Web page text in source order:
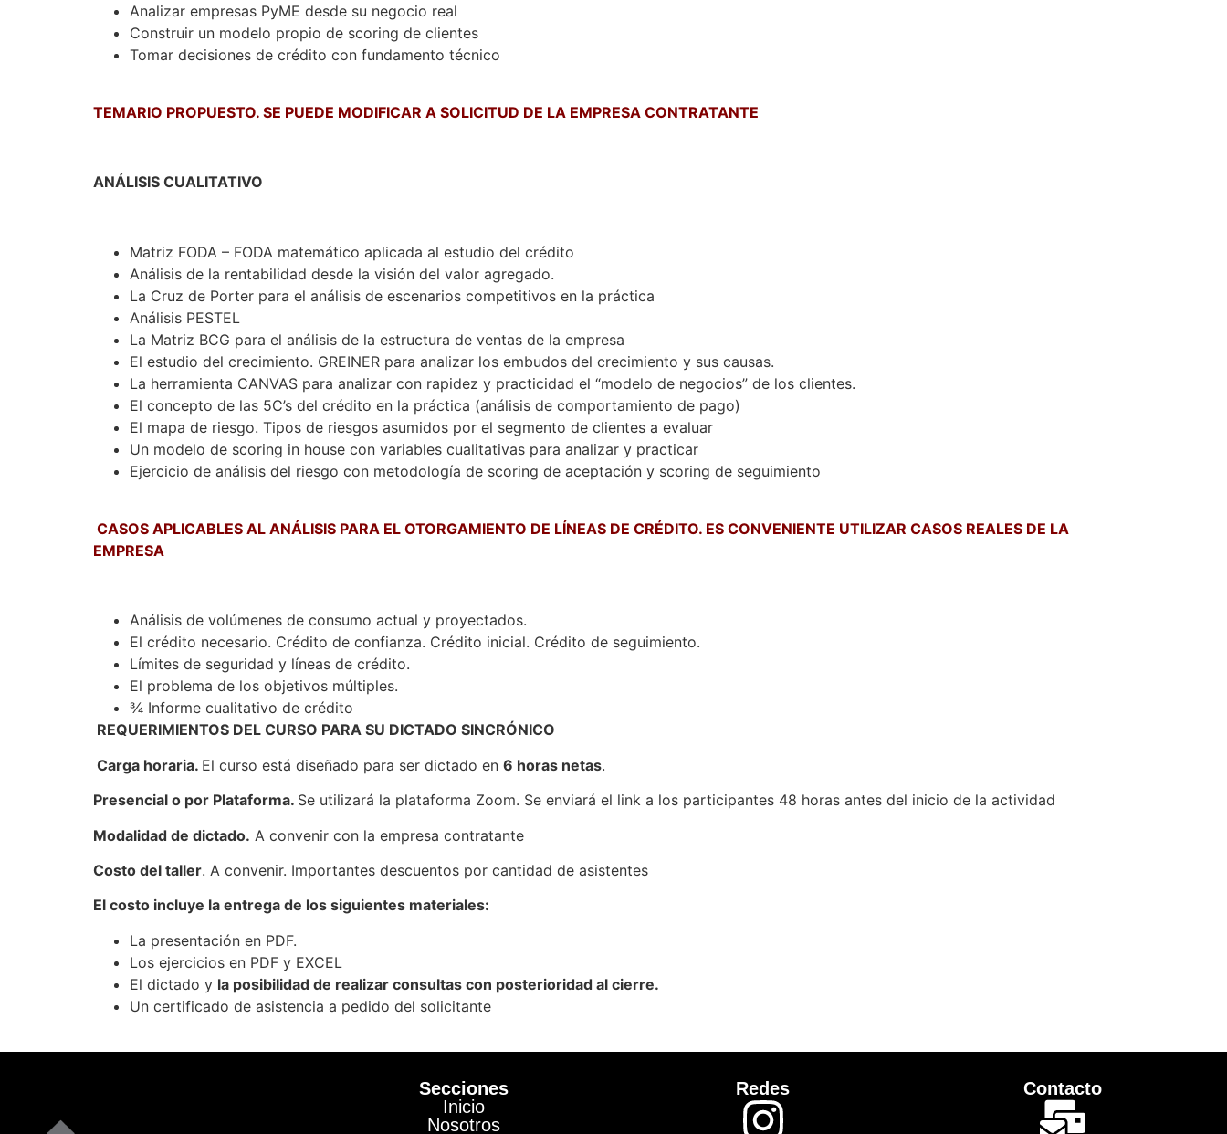
Analizar empresas PyME desde su negocio real
Construir un modelo propio de scoring de clientes
Tomar decisiones de crédito con fundamento técnico
TEMARIO PROPUESTO. SE PUEDE MODIFICAR A SOLICITUD DE LA EMPRESA CONTRATANTE
ANÁLISIS CUALITATIVO
Matriz FODA – FODA matemático aplicada al estudio del crédito
Análisis de la rentabilidad desde la visión del valor agregado.
La Cruz de Porter para el análisis de escenarios competitivos en la práctica
Análisis PESTEL
La Matriz BCG para el análisis de la estructura de ventas de la empresa
El estudio del crecimiento. GREINER para analizar los embudos del crecimiento y sus causas.
La herramienta CANVAS para analizar con rapidez y practicidad el “modelo de negocios” de los clientes.
El concepto de las 5C’s del crédito en la práctica (análisis de comportamiento de pago)
El mapa de riesgo. Tipos de riesgos asumidos por el segmento de clientes a evaluar
Un modelo de scoring in house con variables cualitativas para analizar y practicar
Ejercicio de análisis del riesgo con metodología de scoring de aceptación y scoring de seguimiento
CASOS APLICABLES AL ANÁLISIS PARA EL OTORGAMIENTO DE LÍNEAS DE CRÉDITO. ES CONVENIENTE UTILIZAR CASOS REALES DE LA
EMPRESA
Análisis de volúmenes de consumo actual y proyectados.
El crédito necesario. Crédito de confianza. Crédito inicial. Crédito de seguimiento.
Límites de seguridad y líneas de crédito.
El problema de los objetivos múltiples.
¾ Informe cualitativo de crédito
REQUERIMIENTOS DEL CURSO PARA SU DICTADO SINCRÓNICO
Carga horaria. El curso está diseñado para ser dictado en 6 horas netas.
Presencial o por Plataforma. Se utilizará la plataforma Zoom. Se enviará el link a los participantes 48 horas antes del inicio de la actividad
Modalidad de dictado. A convenir con la empresa contratante
Costo del taller. A convenir. Importantes descuentos por cantidad de asistentes
El costo incluye la entrega de los siguientes materiales:
La presentación en PDF.
Los ejercicios en PDF y EXCEL
El dictado y la posibilidad de realizar consultas con posterioridad al cierre.
Un certificado de asistencia a pedido del solicitante
Secciones
Inicio
Nosotros
Redes Contacto